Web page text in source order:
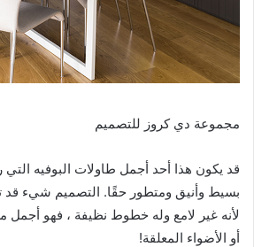
مجموعة دي كروز للتصميم
قد يكون هذا أحد أجمل طاولات البوفيه التي
بسيط وأنيق ومتطور حقًا. التصميم شيء قد
لأنه غير لامع وله خطوط نظيفة ، فهو أجمل
أو الأضواء المعلقة!